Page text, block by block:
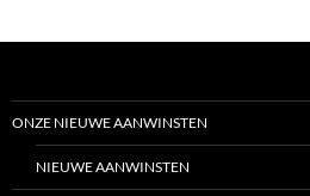
ONZE NIEUWE AANWINSTEN
NIEUWE AANWINSTEN